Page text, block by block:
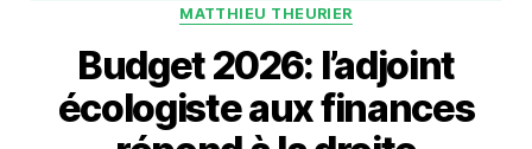
MATTHIEU THEURIER
Budget 2026: l’adjoint
écologiste aux finances